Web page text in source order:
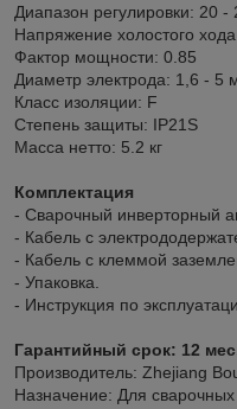
Диапазон регулировки: 20 -
Напряжение холостого
Фактор мощности: 0.85
Диаметр электрода: 1,6 - 5
Класс изоляции: F
Степень защиты: IP21S
Масса нетто: 5.2 кг
Комплектация
- Сварочный инверторный
- Кабель с
- Кабель с клеммой
- Упаковка.
- Инструкция по
Гарантийный срок: 12
Производитель: Zhejiang
Назначение: Для